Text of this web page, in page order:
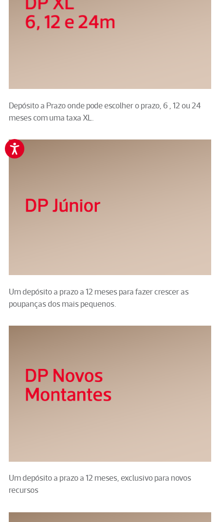
Depósito a Prazo onde pode escolher o prazo, 6 , 12 ou 24
meses com uma taxa XL.
Um depósito a prazo a 12 meses para fazer crescer as
poupanças dos mais pequenos.
Um depósito a prazo a 12 meses, exclusivo para novos
recursos